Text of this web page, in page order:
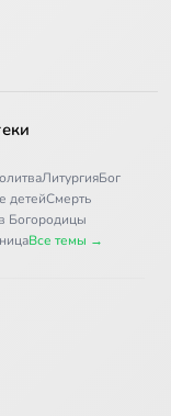
ЛитургияБог
детейСмерть
Богородицы
Все темы →